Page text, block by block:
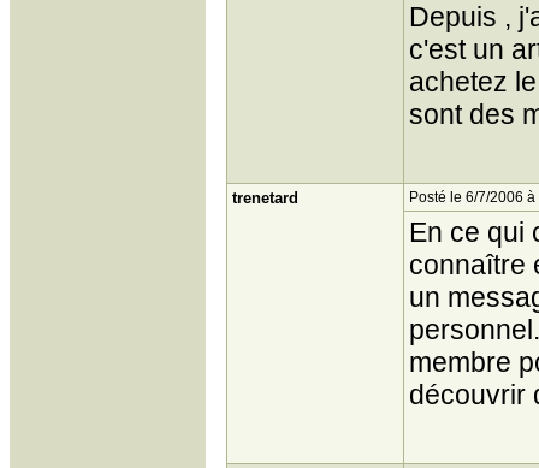
Depuis ,
c'est un
achetez
sont des
trenetard Posté le 6/7/2006
En ce qui
connaître
un
membre
découvrir